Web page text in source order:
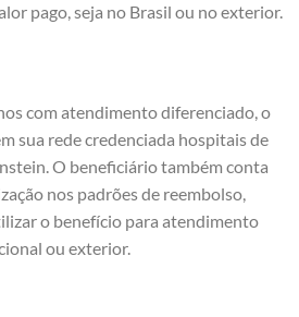
pago, seja no Brasil ou no exterior.
com atendimento diferenciado, o
sua rede credenciada hospitais de
O beneficiário também conta
nos padrões de reembolso,
o benefício para atendimento
ou exterior.